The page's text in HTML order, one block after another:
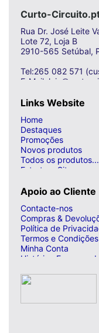
Curto-
Rua Dr. José Leite
Lote 72, Loja B
2910-565 Setúbal,
Tel:265 082 571
E-Mail: loja@curto-
Links Website
Home
Destaques
Promoções
Novos produtos
Todos os produtos...
Estrutura Site
Apoio ao Cliente
Contacte-nos
Compras &
Política de
Termos e Condições
Minha Conta
Histórico